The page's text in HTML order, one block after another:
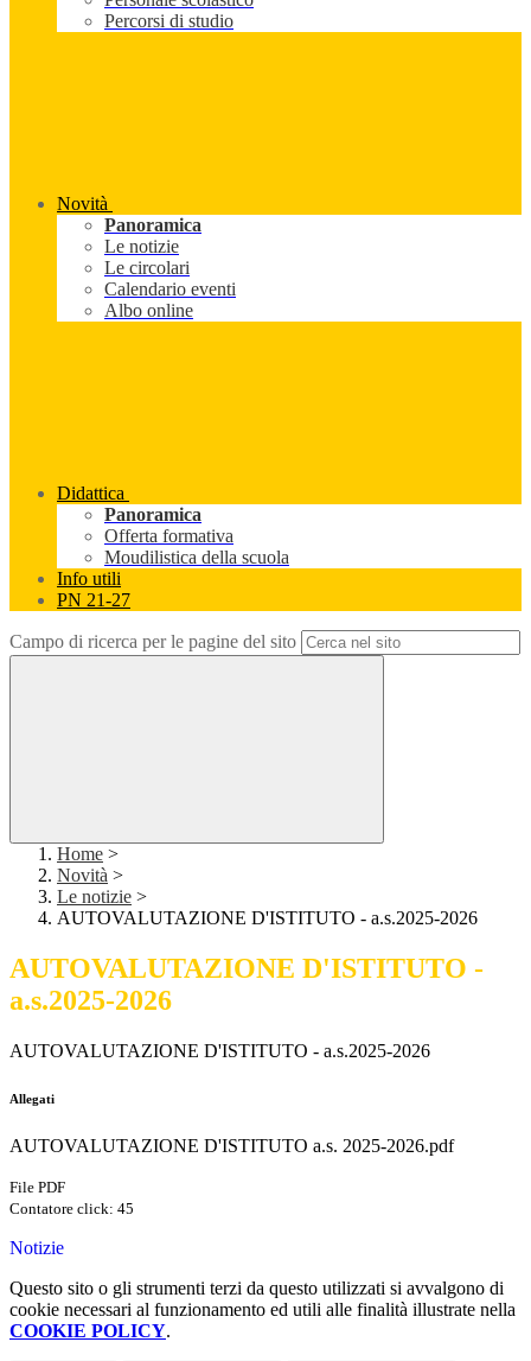
Percorsi di studio
Novità
Panoramica
Le notizie
Le circolari
Calendario eventi
Albo online
Didattica
Panoramica
Offerta formativa
Moudilistica della scuola
Info utili
PN 21-27
Campo di ricerca per le pagine del sito
Home >
Novità >
Le notizie >
AUTOVALUTAZIONE D'ISTITUTO - a.s.2025-2026
AUTOVALUTAZIONE D'ISTITUTO -
a.s.2025-2026
AUTOVALUTAZIONE D'ISTITUTO - a.s.2025-2026
Allegati
AUTOVALUTAZIONE D'ISTITUTO a.s. 2025-2026.pdf
File PDF
Contatore click: 45
Notizie
Questo sito o gli strumenti terzi da questo utilizzati si avvalgono di
cookie necessari al funzionamento ed utili alle finalità illustrate nella
COOKIE POLICY.